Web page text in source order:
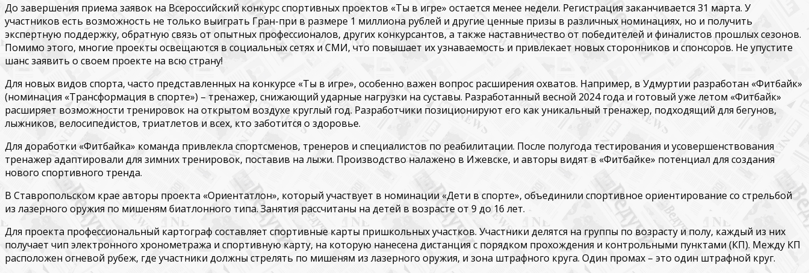
До завершения приема заявок на Всероссийский конкурс спортивных проектов «Ты в игре» остается менее недели. Регистрация заканчивается 31 марта. У
участников есть возможность не только выиграть Гран-при в размере 1 миллиона рублей и другие ценные призы в различных номинациях, но и получить
экспертную поддержку, обратную связь от опытных профессионалов, других конкурсантов, а также наставничество от победителей и финалистов прошлых сезонов.
Помимо этого, многие проекты освещаются в социальных сетях и СМИ, что повышает их узнаваемость и привлекает новых сторонников и спонсоров. Не упустите
шанс заявить о своем проекте на всю страну!
Для новых видов спорта, часто представленных на конкурсе «Ты в игре», особенно важен вопрос расширения охватов. Например, в Удмуртии разработан «Фитбайк»
(номинация «Трансформация в спорте») – тренажер, снижающий ударные нагрузки на суставы. Разработанный весной 2024 года и готовый уже летом «Фитбайк»
расширяет возможности тренировок на открытом воздухе круглый год. Разработчики позиционируют его как уникальный тренажер, подходящий для бегунов,
лыжников, велосипедистов, триатлетов и всех, кто заботится о здоровье.
Для доработки «Фитбайка» команда привлекла спортсменов, тренеров и специалистов по реабилитации. После полугода тестирования и усовершенствования
тренажер адаптировали для зимних тренировок, поставив на лыжи. Производство налажено в Ижевске, и авторы видят в «Фитбайке» потенциал для создания
нового спортивного тренда.
В Ставропольском крае авторы проекта «Ориентатлон», который участвует в номинации«Дети в спорте», объединили спортивное ориентирование со стрельбой
из лазерного оружия по мишеням биатлонного типа. Занятия рассчитаны на детей в возрасте от 9 до 16 лет.
Для проекта профессиональный картограф составляет спортивные карты пришкольных участков. Участники делятся на группы по возрасту и полу, каждый из них
получает чип электронного хронометража и спортивную карту, на которую нанесена дистанция с порядком прохождения и контрольными пунктами (КП). Между КП
расположен огневой рубеж, где участники должны стрелять по мишеням из лазерного оружия, и зона штрафного круга. Один промах – это один штрафной круг.